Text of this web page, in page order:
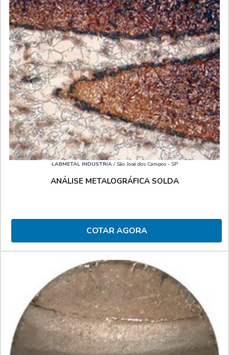
LABMETAL INDUSTRIA/ São José dos Campos - SP
ANÁLISE METALOGRÁFICA SOLDA
COTAR AGORA